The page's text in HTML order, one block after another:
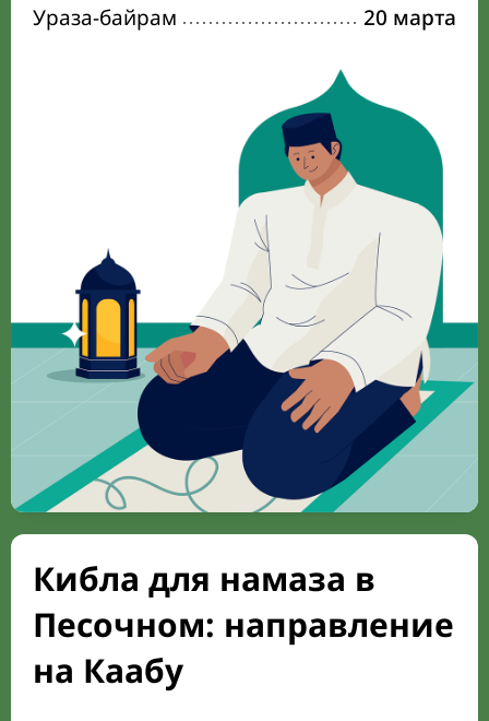
Ураза-байрам
20 марта
Кибла для намаза в
Песочном: направление
на Каабу